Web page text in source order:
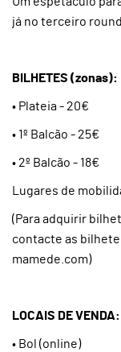
já no terceiro
BILHETES (zonas):
• Plateia - 20€
• 1º Balcão - 25€
• 2º Balcão - 18€
Lugares de
(Para adquirir
contacte as
mamede.com)
LOCAIS DE VENDA:
• Bol (online)